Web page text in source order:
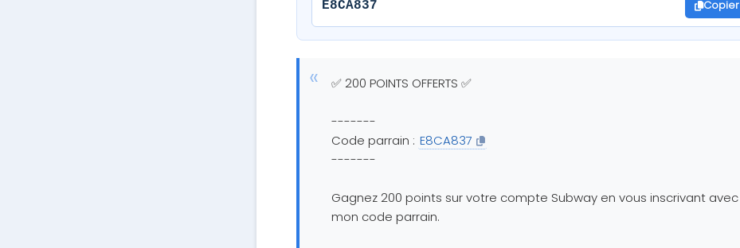
E8CA837 Copier
✅ 200 POINTS OFFERTS ✅
-------
Code parrain : E8CA837
-------
Gagnez 200 points sur votre compte Subway en vous inscrivant avec
mon code parrain.